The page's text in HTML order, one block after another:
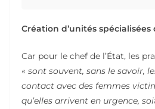
Création d’unités spécialisées
Car pour le chef de l’État, les
« sont souvent, sans le savoir,
contact avec des femmes
qu’elles arrivent en urgence,